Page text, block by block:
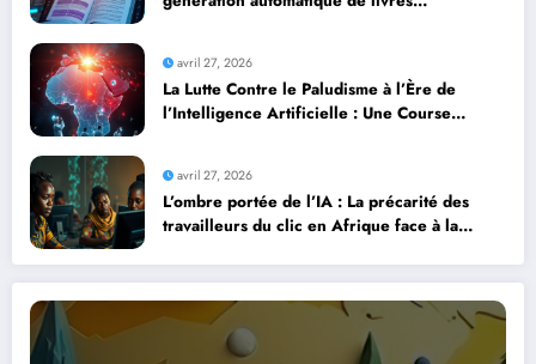
avril 27, 2026
La Lutte Contre le Paludisme à l’Ère de
l’Intelligence Artificielle : Une Course
avril 27, 2026
L’ombre portée de l’IA : La précarité des
travailleurs du clic en Afrique face à la